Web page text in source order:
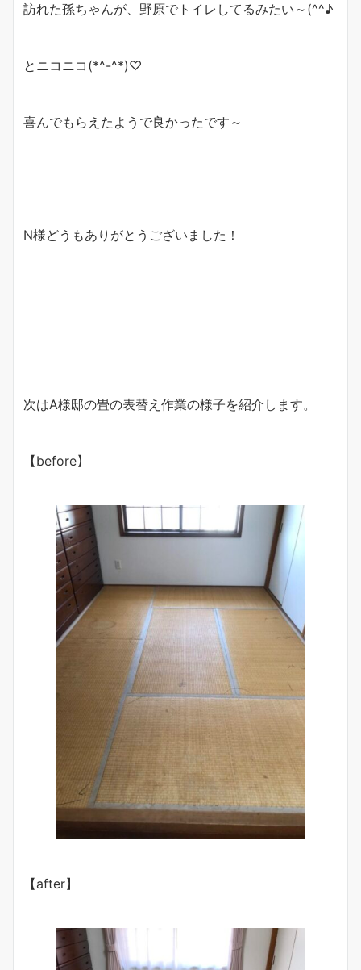
訪れた孫ちゃんが、野原でトイレしてるみたい～(^^♪
とニコニコ(*^-^*)♡
喜んでもらえたようで良かったです～
N様どうもありがとうございました！
次はA様邸の畳の表替え作業の様子を紹介します。
【before】
【after】